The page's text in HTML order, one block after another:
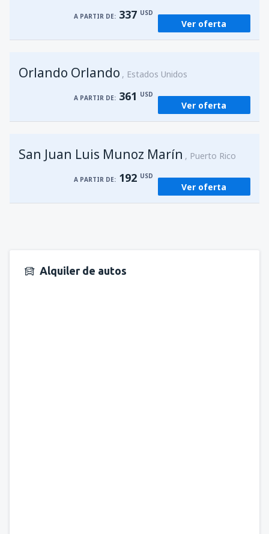
A PARTIR DE: 337 USD
Ver oferta
Orlando Orlando Estados Unidos
A PARTIR DE: 361 USD
Ver oferta
San Juan Luis Munoz Marín Puerto Rico
A PARTIR DE: 192 USD
Ver oferta
Alquiler de autos